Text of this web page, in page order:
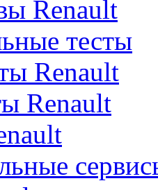
Renault
тесты
Renault
Renault